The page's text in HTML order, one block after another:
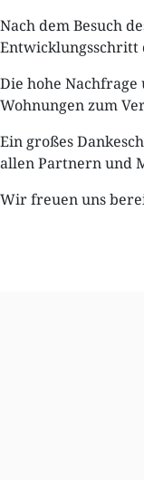
Nach dem Besuch
Entwicklungsschritt
Die hohe
Wohnungen zum
Ein großes
allen Partnern und
Wir freuen uns